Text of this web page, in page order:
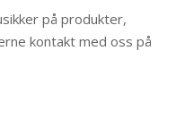
på produkter,
kontakt med oss på